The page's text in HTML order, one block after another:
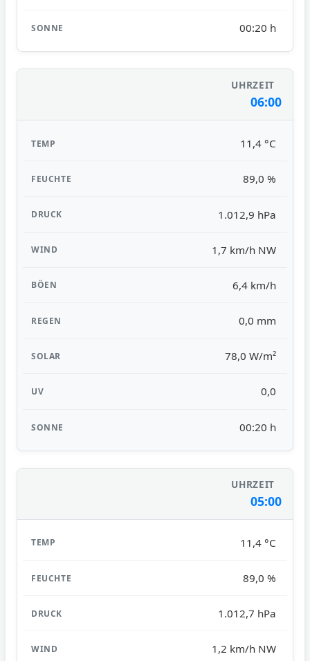
00:20 h
06:00
11,4 °C
89,0 %
1.012,9 hPa
1,7 km/h NW
6,4 km/h
0,0 mm
78,0 W/m²
0,0
00:20 h
05:00
11,4 °C
89,0 %
1.012,7 hPa
1,2 km/h NW